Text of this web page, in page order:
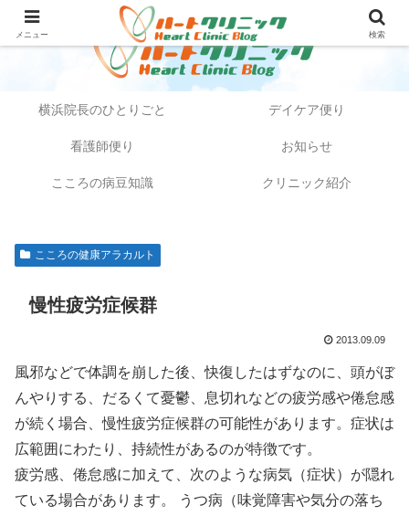
横浜院長のひとりごと デイケア便り
看護師便り お知らせ
こころの病豆知識 クリニック紹介
こころの健康アラカルト
慢性疲労症候群
2013.09.09
風邪などで体調を崩した後、快復したはずなのに、頭がぼ
んやりする、だるくて憂鬱、息切れなどの疲労感や倦怠感
が続く場合、慢性疲労症候群の可能性があります。症状は
広範囲にわたり、持続性があるのが特徴です。
疲労感、倦怠感に加えて、次のような病気（症状）が隠れ
ている場合があります。 うつ病（味覚障害や気分の落ち
メニュー 検索